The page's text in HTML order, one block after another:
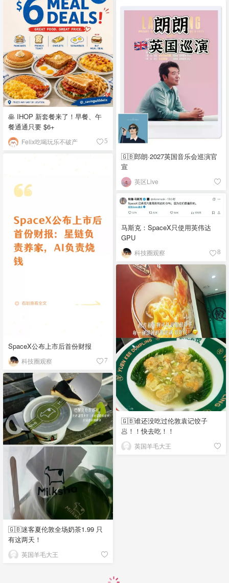
🥞 IHOP 新套餐来了！早餐、午
餐通通只要 $6+
Felix吃喝玩乐不破产 5
🇬🇧郎朗·2027英国音乐会巡演官
宣
英区Live
SpaceX公布上市后首份财报
科技圈观察 7
马斯克：SpaceX只使用英伟达
GPU
科技圈观察 8
🇬🇧谁还没吃过伦敦袁记饺子
🥟！！快去吃！！
英国羊毛大王
🇬🇧迷客夏伦敦全场奶茶1.99 只
有这两天！
英国羊毛大王